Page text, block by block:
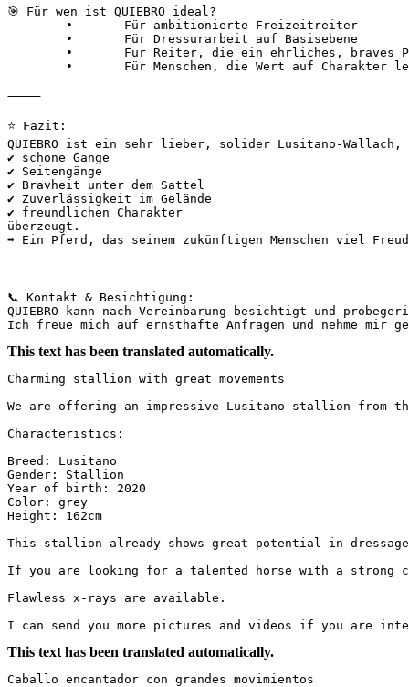
🎯 Für wen ist QUIEBRO ideal?
⸻
⭐ Fazit:
QUIEBRO ist ein sehr lieber, solider Lusitano-Wallach,
✔ schöne Gänge
✔ Seitengänge
✔ Bravheit unter dem Sattel
✔ Zuverlässigkeit im Gelände
✔ freundlichen Charakter
überzeugt.
➡️ Ein Pferd, das seinem zukünftigen Menschen viel
⸻
📞 Kontakt & Besichtigung:
QUIEBRO kann nach Vereinbarung besichtigt und
Ich freue mich auf ernsthafte Anfragen und nehme mir
This text has been translated automatically.
Charming stallion with great movements
We are offering an impressive Lusitano stallion
Characteristics:
Breed: Lusitano
Gender: Stallion
Year of birth: 2020
Color: grey
Height: 162cm
This stallion already shows great potential in
If you are looking for a talented horse with a strong
Flawless x-rays are available.
I can send you more pictures and videos if you are
This text has been translated automatically.
Caballo encantador con grandes movimientos